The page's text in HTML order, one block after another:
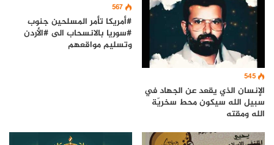
545
الإنسان الذي يقعد عن الجهاد في
سبيل الله سيكون محط سخريّة
الله ومقته
567
#أمريكا تأمر المسلحين جنوب
#سوريا بالانسحاب الى #الأردن
وتسليم مواقعهم